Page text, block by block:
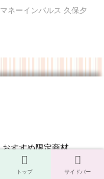
マネーインパルス 久保夕
おすすめ限定商材
免責事項について
トップ サイドバー